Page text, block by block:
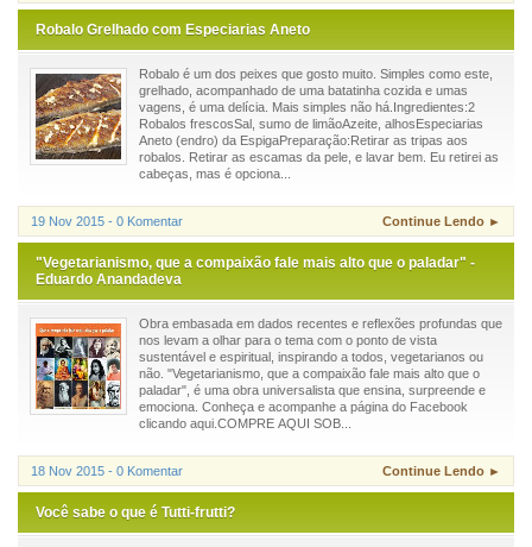
Robalo Grelhado com Especiarias Aneto
Robalo é um dos peixes que gosto muito. Simples como este,
grelhado, acompanhado de uma batatinha cozida e umas
vagens, é uma delícia. Mais simples não há.Ingredientes:2
Robalos frescosSal, sumo de limãoAzeite, alhosEspeciarias
Aneto (endro) da EspigaPreparação:Retirar as tripas aos
robalos. Retirar as escamas da pele, e lavar bem. Eu retirei as
cabeças, mas é opciona...
19 Nov 2015 - 0 Komentar Continue Lendo ►
"Vegetarianismo, que a compaixão fale mais alto que o paladar" -
Eduardo Anandadeva
Obra embasada em dados recentes e reflexões profundas que
nos levam a olhar para o tema com o ponto de vista
sustentável e espiritual, inspirando a todos, vegetarianos ou
não. "Vegetarianismo, que a compaixão fale mais alto que o
paladar", é uma obra universalista que ensina, surpreende e
emociona. Conheça e acompanhe a página do Facebook
clicando aqui.COMPRE AQUI SOB...
18 Nov 2015 - 0 Komentar Continue Lendo ►
Você sabe o que é Tutti-frutti?